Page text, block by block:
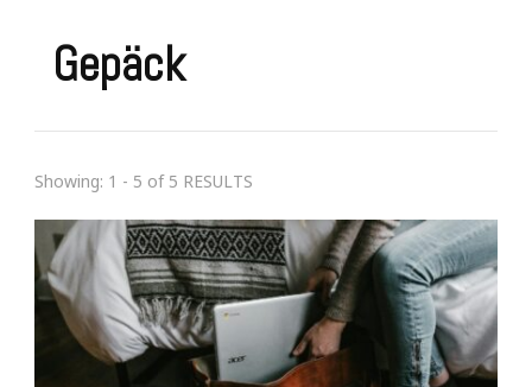
Gepäck
Showing: 1 - 5 of 5 RESULTS